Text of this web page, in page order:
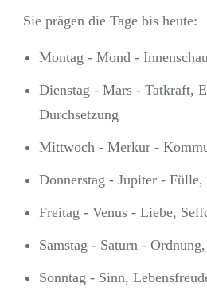
Sie prägen die Tage bis heute:
Montag - Mond -
Dienstag - Mars - Tatkraft,
Durchsetzung
Mittwoch - Merkur -
Donnerstag - Jupiter - Fülle,
Freitag - Venus - Liebe,
Samstag - Saturn -
Sonntag - Sinn,